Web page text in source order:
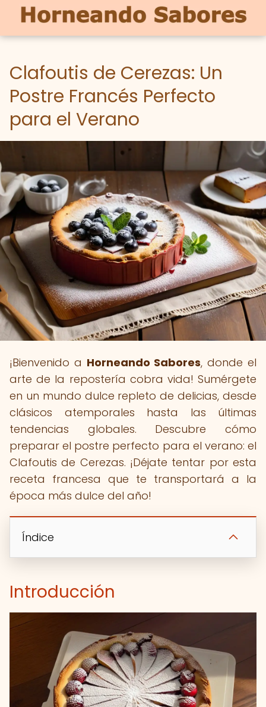
Clafoutis de Cerezas: Un
Postre Francés Perfecto
para el Verano
¡Bienvenido a Horneando Sabores, donde el
arte de la repostería cobra vida! Sumérgete
en un mundo dulce repleto de delicias, desde
clásicos atemporales hasta las últimas
tendencias globales. Descubre cómo
preparar el postre perfecto para el verano: el
Clafoutis de Cerezas. ¡Déjate tentar por esta
receta francesa que te transportará a la
época más dulce del año!
Índice
Introducción